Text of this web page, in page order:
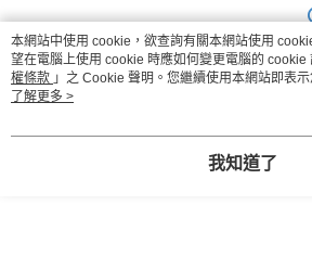
商品規格
材質
表面：天然藺草；收
本網站中使用 cookie，欲查詢有關本網站使用
望在電腦上使用 cookie 時應如何變更電腦的 cookie
權條款 」之 Cookie 聲明。您繼續使用本網站即表
用條款之 Cookie 聲明使用 cookie。
了解更多 >
我知道了